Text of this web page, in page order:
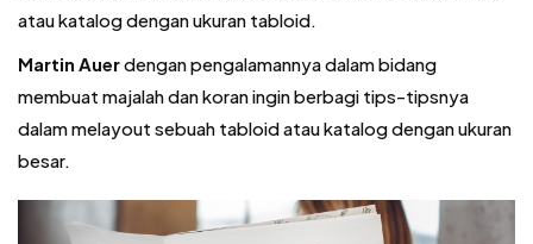
atau katalog dengan ukuran tabloid.
Martin Auerdengan pengalamannya dalam bidang
membuat majalah dan koran ingin berbagi tips-tipsnya
dalam melayout sebuah tabloid atau katalog dengan ukuran
besar.